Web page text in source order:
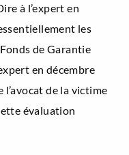
à l’expert en
les
Fonds de Garantie
en décembre
l’avocat de la victime
évaluation